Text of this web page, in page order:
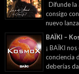
Difunde la
consigo
nuevo
BAÏKI –
¡ BAÏKI
conciencia
deberías